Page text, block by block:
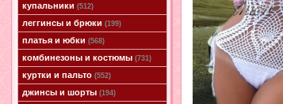
купальники(512)
леггинсы и брюки(199)
платья и юбки(568)
комбинезоны и костюмы(731)
куртки и пальто(552)
джинсы и шорты(194)